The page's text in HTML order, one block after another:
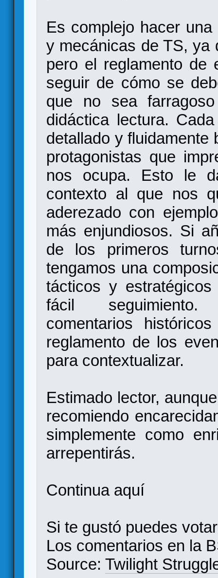
Es complejo hacer
y mecánicas de TS, ya
pero el reglamento
seguir de cómo se
que no sea
didáctica lectura.
detallado y fluidamente
protagonistas que
nos ocupa. Esto le
contexto al que nos
aderezado con
más enjundiosos. Si
de los primeros
tengamos una
tácticos y
fácil seguimiento.
comentarios
reglamento de los
para contextualizar.
Estimado lector,
recomiendo
simplemente como
arrepentirás.
Continua aquí
Si te gustó puedes
Los comentarios en la
Source:Twilight